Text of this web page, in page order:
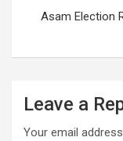
Asam Election
Leave a
Your email